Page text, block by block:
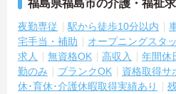
福島県福島市の介護・福祉
夜勤専従 駅から徒歩10分以内
宅手当・補助
オープニングスタ
求人
無資格OK 高収入 年間休
勤のみ
ブランクOK 資格取得サ
休･育休･介護休暇取得実績あり